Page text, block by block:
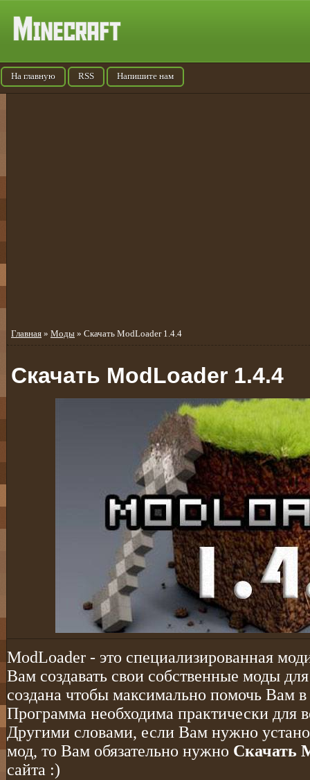
На главную RSS Напишите нам
Главная » Моды » Скачать ModLoader 1.4.4
Скачать ModLoader 1.4.4
ModLoader - это специализированная
Вам создавать свои собственные моды
создана чтобы максимально помочь Вам в
Программа необходима практически для
Другими словами, если Вам нужно
мод, то Вам обязательно нужно Скачать
сайта :)